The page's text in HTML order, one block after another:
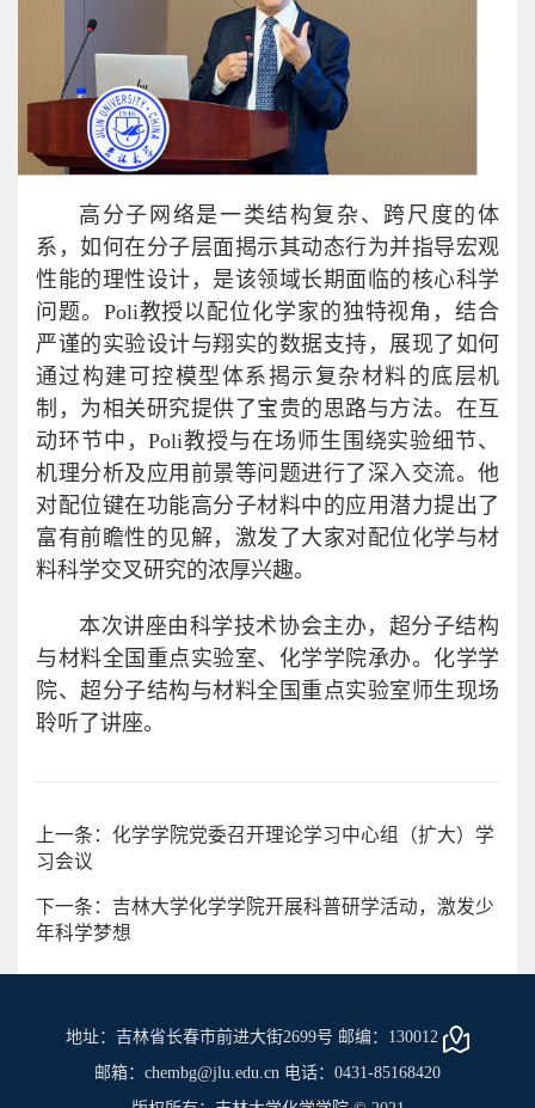
高分子网络是一类结构复杂、跨尺度的体
系，如何在分子层面揭示其动态行为并指导宏观
性能的理性设计，是该领域长期面临的核心科学
问题。Poli教授以配位化学家的独特视角，结合
严谨的实验设计与翔实的数据支持，展现了如何
通过构建可控模型体系揭示复杂材料的底层机
制，为相关研究提供了宝贵的思路与方法。在互
动环节中，Poli教授与在场师生围绕实验细节、
机理分析及应用前景等问题进行了深入交流。他
对配位键在功能高分子材料中的应用潜力提出了
富有前瞻性的见解，激发了大家对配位化学与材
料科学交叉研究的浓厚兴趣。
本次讲座由科学技术协会主办，超分子结构
与材料全国重点实验室、化学学院承办。化学学
院、超分子结构与材料全国重点实验室师生现场
聆听了讲座。
上一条：化学学院党委召开理论学习中心组（扩大）学
习会议
下一条：吉林大学化学学院开展科普研学活动，激发少
年科学梦想
地址：吉林省长春市前进大街2699号 邮编：130012
邮箱：chembg@jlu.edu.cn 电话：0431-85168420